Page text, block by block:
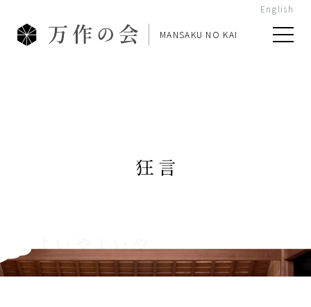
English
MANSAKU NO KAI